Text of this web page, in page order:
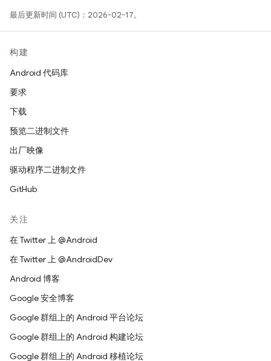
最后更新时间 (UTC)：2026-02-17。
构建
Android 代码库
要求
下载
预览二进制文件
出厂映像
驱动程序二进制文件
GitHub
关注
在 Twitter 上 @Android
在 Twitter 上 @AndroidDev
Android 博客
Google 安全博客
Google 群组上的 Android 平台论坛
Google 群组上的 Android 构建论坛
Google 群组上的 Android 移植论坛